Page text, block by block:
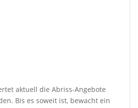
aktuell die Abriss-Angebote
Bis es soweit ist, bewacht ein